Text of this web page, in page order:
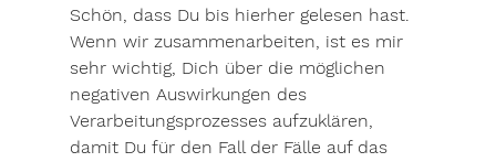
Schön, dass Du bis hierher gelesen hast.
Wenn wir zusammenarbeiten, ist es mir
sehr wichtig, Dich über die möglichen
negativen Auswirkungen des
Verarbeitungsprozesses aufzuklären,
damit Du für den Fall der Fälle auf das